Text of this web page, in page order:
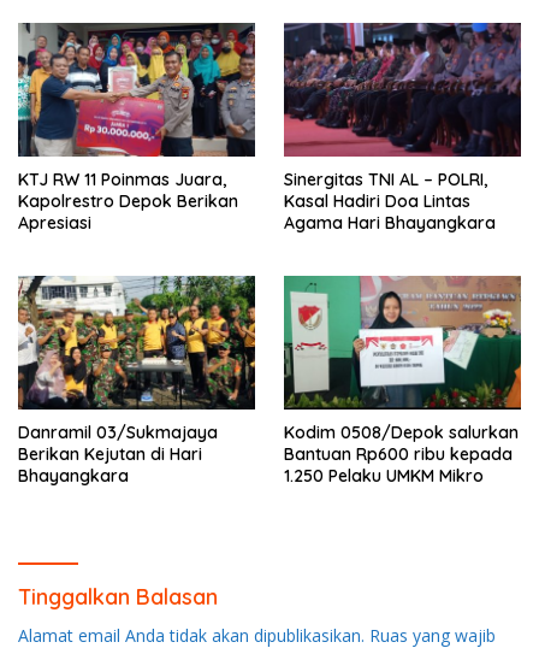
KTJ RW 11 Poinmas Juara,
Kapolrestro Depok Berikan
Apresiasi
Sinergitas TNI AL – POLRI,
Kasal Hadiri Doa Lintas
Agama Hari Bhayangkara
Danramil 03/Sukmajaya
Berikan Kejutan di Hari
Bhayangkara
Kodim 0508/Depok salurkan
Bantuan Rp600 ribu kepada
1.250 Pelaku UMKM Mikro
Tinggalkan Balasan
Alamat email Anda tidak akan dipublikasikan. Ruas yang wajib